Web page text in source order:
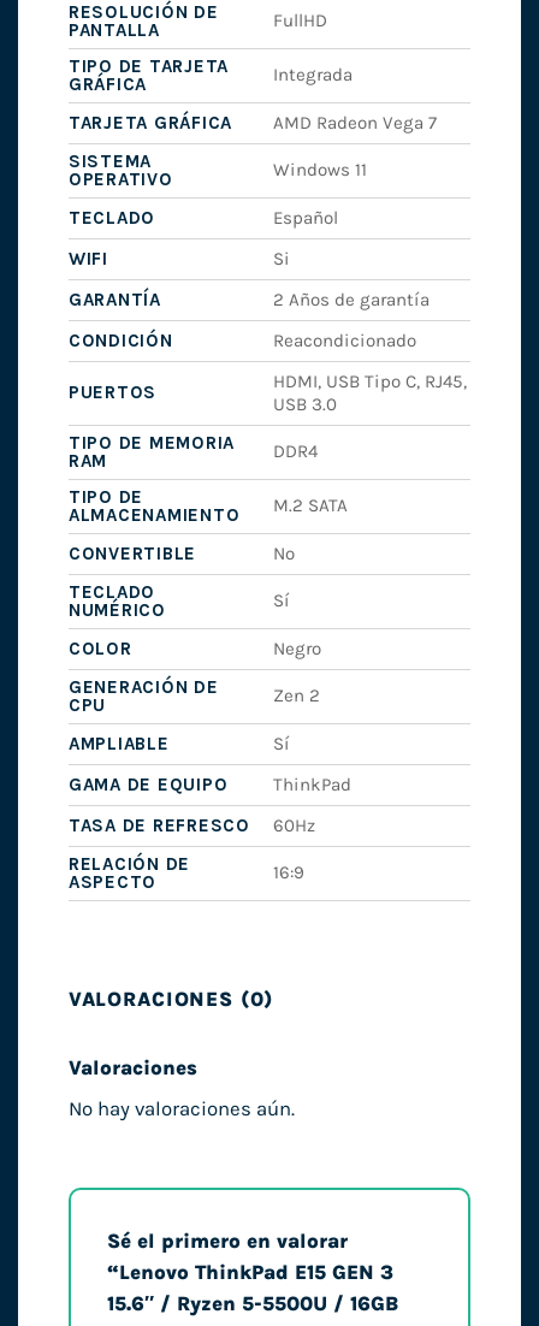
RESOLUCIÓN DE
PANTALLA
FullHD
TIPO DE TARJETA
GRÁFICA
Integrada
TARJETA GRÁFICA
AMD Radeon Vega 7
SISTEMA
OPERATIVO
Windows 11
TECLADO
Español
WIFI
Si
GARANTÍA
2 Años de garantía
CONDICIÓN
Reacondicionado
PUERTOS
HDMI, USB Tipo C, RJ45,
USB 3.0
TIPO DE MEMORIA
RAM
DDR4
TIPO DE
ALMACENAMIENTO
M.2 SATA
CONVERTIBLE
No
TECLADO
NUMÉRICO
Sí
COLOR
Negro
GENERACIÓN DE
CPU
Zen 2
AMPLIABLE
Sí
GAMA DE EQUIPO
ThinkPad
TASA DE REFRESCO
60Hz
RELACIÓN DE
ASPECTO
16:9
VALORACIONES (0)
Valoraciones
No hay valoraciones aún.
Sé el primero en valorar
“Lenovo ThinkPad E15 GEN 3
15.6″ / Ryzen 5-5500U / 16GB